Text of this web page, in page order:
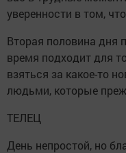
уверенности в том,
Вторая половина дня
время подходит для
взяться за какое-то
людьми, которые
ТЕЛЕЦ
День непростой, но